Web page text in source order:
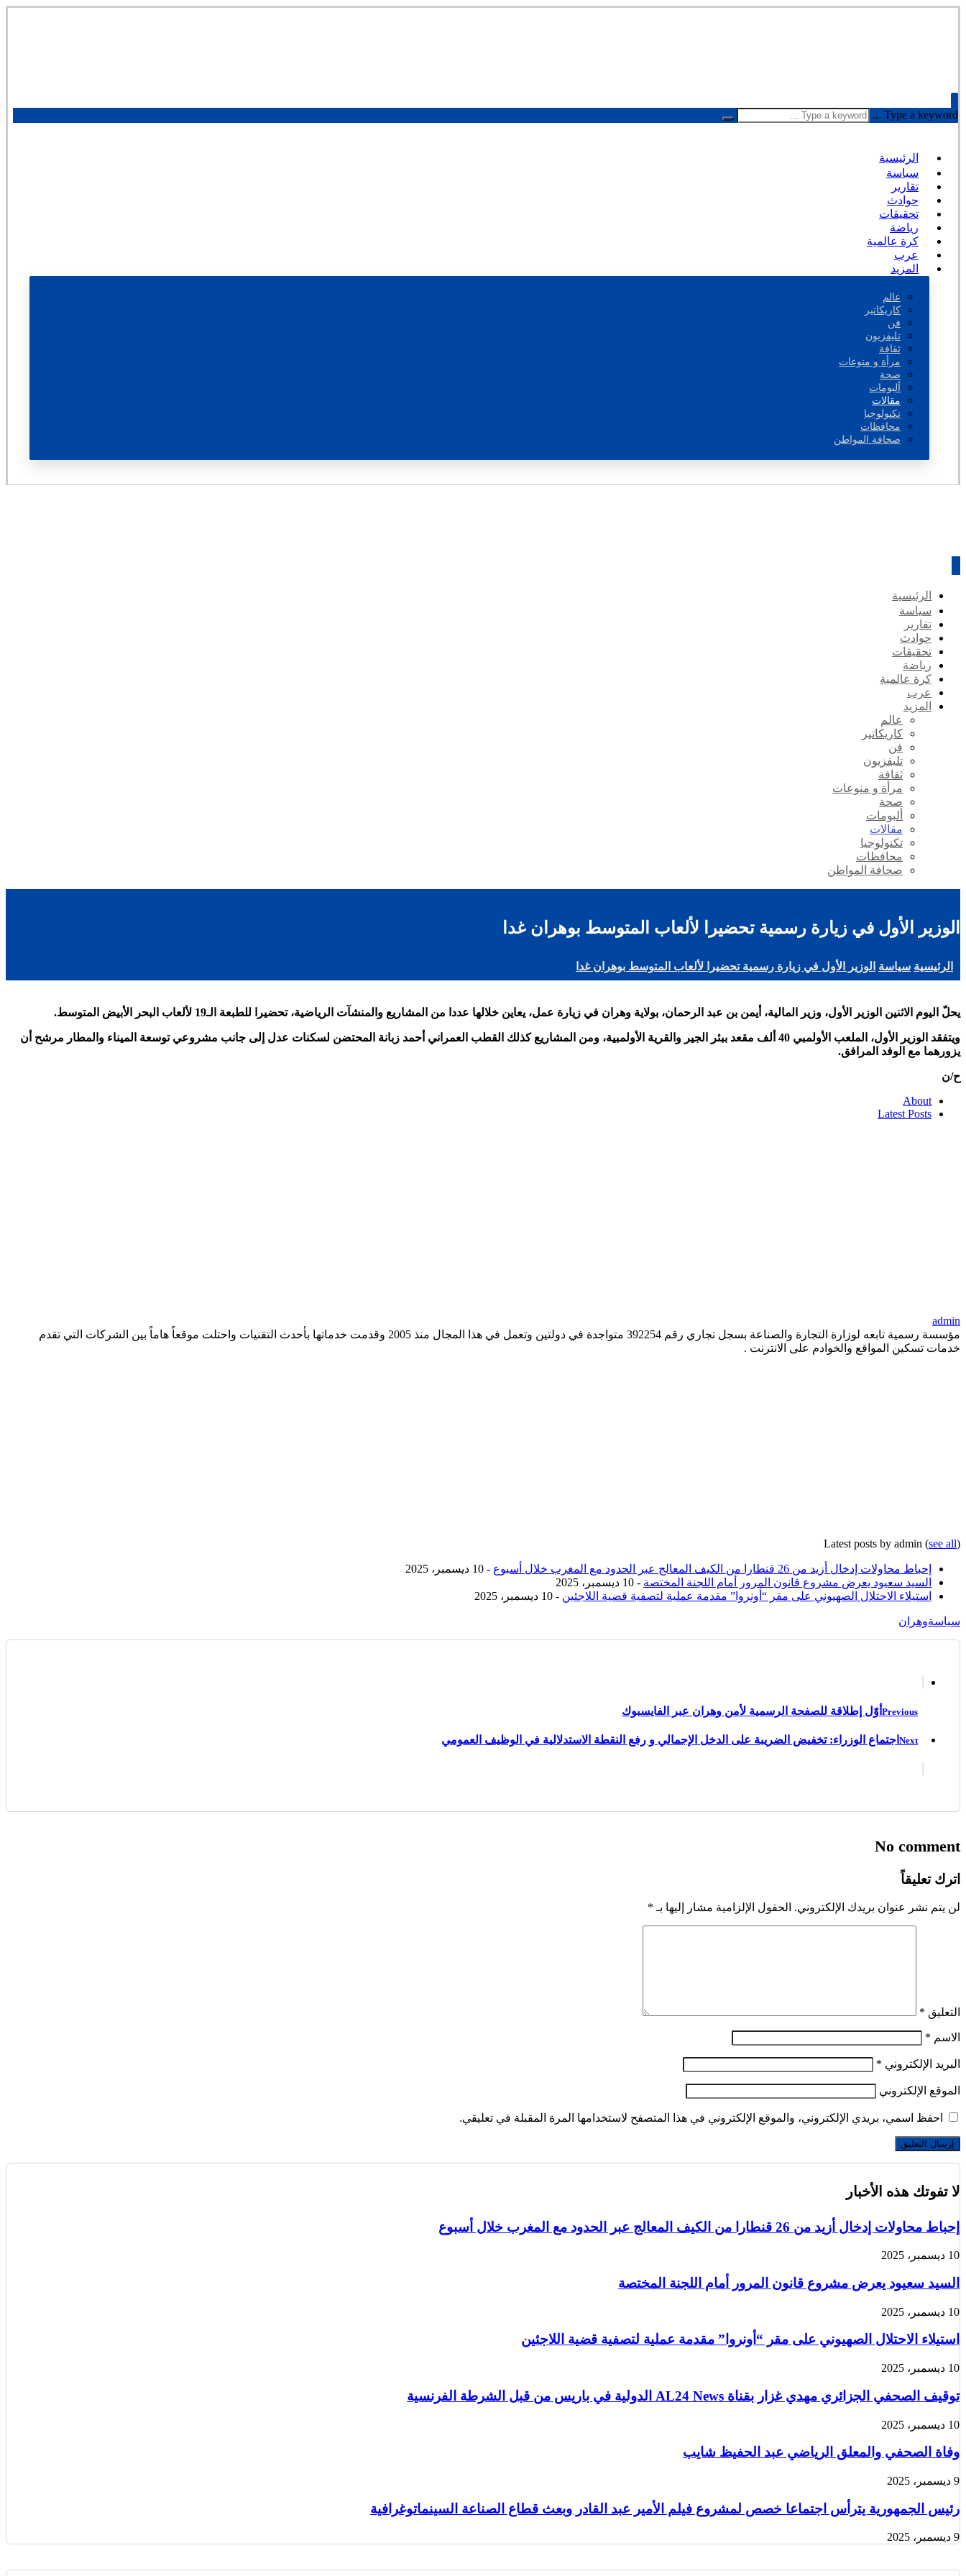
Type a keyword ...
الرئيسية
سياسة
تقارير
حوادث
تحقيقات
رياضة
كرة عالمية
عرب
المزيد
عالم
كاريكاتير
فن
تليفزيون
ثقافة
مرأة و منوعات
صحة
ألبومات
مقالات
تكنولوجيا
محافظات
صحافة المواطن
الرئيسية
سياسة
تقارير
حوادث
تحقيقات
رياضة
كرة عالمية
عرب
المزيد
عالم
كاريكاتير
فن
تليفزيون
ثقافة
مرأة و منوعات
صحة
ألبومات
مقالات
تكنولوجيا
محافظات
صحافة المواطن
الوزير الأول في زيارة رسمية تحضيرا لألعاب المتوسط بوهران غدا
الرئيسية سياسة الوزير الأول في زيارة رسمية تحضيرا لألعاب المتوسط بوهران غدا
يحلّ اليوم الاثنين الوزير الأول، وزير المالية، أيمن بن عبد الرحمان، بولاية وهران في زيارة عمل، يعاين خلالها عددا من المشاريع والمنشآت الرياضية، تحضيرا للطبعة الـ19 لألعاب البحر الأبيض المتوسط.
ويتفقد الوزير الأول، الملعب الأولمبي 40 ألف مقعد ببئر الجير والقرية الأولمبية، ومن المشاريع كذلك القطب العمراني أحمد زبانة المحتضن لسكنات عدل إلى جانب مشروعي توسعة الميناء والمطار مرشح أن
يزورهما مع الوفد المرافق.
ح/ن
About
Latest Posts
admin
مؤسسة رسمية تابعه لوزارة التجارة والصناعة بسجل تجاري رقم 392254 متواجدة في دولتين وتعمل في هذا المجال منذ 2005 وقدمت خدماتها بأحدث التقنيات واحتلت موقعاً هاماً بين الشركات التي تقدم
خدمات تسكين المواقع والخوادم على الانترنت .
Latest posts by admin (see all)
إحباط محاولات إدخال أزيد من 26 قنطارا من الكيف المعالج عبر الحدود مع المغرب خلال أسبوع
- 10 ديسمبر، 2025
السيد سعيود يعرض مشروع قانون المرور أمام اللجنة المختصة - 10 ديسمبر، 2025
استيلاء الاحتلال الصهيوني على مقر “أونروا” مقدمة عملية لتصفية قضية اللاجئين - 10 ديسمبر، 2025
سياسةوهران
Previous أوّل إطلاقة للصفحة الرسمية لأمن وهران عبر الفايسبوك
Next اجتماع الوزراء: تخفيض الضريبة على الدخل الإجمالي و رفع النقطة الاستدلالية في الوظيف العمومي
No comment
اترك تعليقاً
لن يتم نشر عنوان بريدك الإلكتروني. الحقول الإلزامية مشار إليها بـ *
التعليق *
الاسم *
البريد الإلكتروني *
الموقع الإلكتروني
احفظ اسمي، بريدي الإلكتروني، والموقع الإلكتروني في هذا المتصفح لاستخدامها المرة المقبلة في تعليقي.
لا تفوتك هذه الأخبار
إحباط محاولات إدخال أزيد من 26 قنطارا من الكيف المعالج عبر الحدود مع المغرب خلال أسبوع
10 ديسمبر، 2025
السيد سعيود يعرض مشروع قانون المرور أمام اللجنة المختصة
10 ديسمبر، 2025
استيلاء الاحتلال الصهيوني على مقر “أونروا” مقدمة عملية لتصفية قضية اللاجئين
10 ديسمبر، 2025
توقيف الصحفي الجزائري مهدي غزار بقناة AL24 News الدولية في باريس من قبل الشرطة الفرنسية
10 ديسمبر، 2025
وفاة الصحفي والمعلق الرياضي عبد الحفيظ شايب
9 ديسمبر، 2025
رئيس الجمهورية يترأس اجتماعا خصص لمشروع فيلم الأمير عبد القادر وبعث قطاع الصناعة السينماتوغرافية
9 ديسمبر، 2025